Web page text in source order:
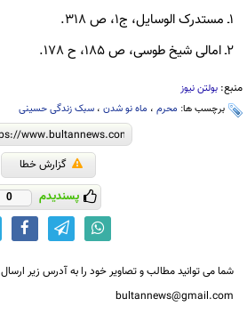
1ـ مستدرکالوسایل، ج1، ص318.
2ـ امالیشیخطوسی، ص185، ح178.
منبع: بولتن نیوز
برچسب ها: محرم ، ماه نو شدن ، سبک زندگی حسینی
گزارش خطا
پسندیدم 0
شما می توانید مطالب و تصاویر خود را به آدرس زیر ارسال
bultannews@gmail.com